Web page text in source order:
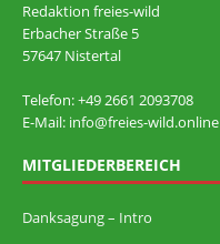
Redaktion freies-wild
Erbacher Straße 5
57647 Nistertal
Telefon: +49 ‭2661 2093708
E-Mail: info@freies-wild.online
MITGLIEDERBEREICH
Danksagung – Intro